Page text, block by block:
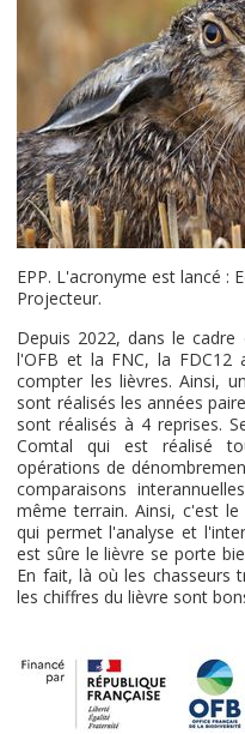
EPP. L'acronyme est lancé :
Projecteur.
Depuis 2022, dans le
l'OFB et la FNC, la
compter les lièvres. Ainsi,
sont réalisés les années
sont réalisés à 4 reprises.
Comtal qui est réalisé
opérations de
comparaisons
même terrain. Ainsi, c'est
qui permet l'analyse et
est sûre le lièvre se porte
En fait, là où les chasseurs
les chiffres du lièvre sont